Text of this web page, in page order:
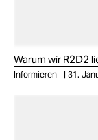
Warum wir R2D2
Informieren 31.